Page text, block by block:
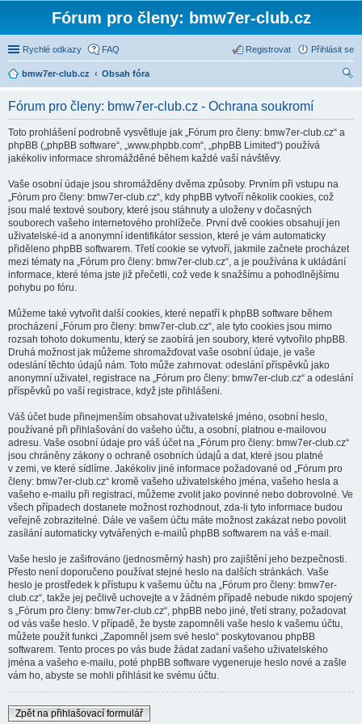
Fórum pro členy: bmw7er-club.cz
Rychlé odkazy FAQ Přihlásit se
Registrovat
bmw7er-club.cz
Obsah fóra
Fórum pro členy: bmw7er-club.cz - Ochrana soukromí
Toto prohlášení podrobně vysvětluje jak „Fórum pro členy: bmw7er-club.cz“ a
phpBB („phpBB software“, „www.phpbb.com“, „phpBB Limited“) používá
jakékoliv informace shromážděné během každé vaší návštěvy.
Vaše osobní údaje jsou shromážděny dvěma způsoby. Prvním při vstupu na
„Fórum pro členy: bmw7er-club.cz“, kdy phpBB vytvoří několik cookies, což
jsou malé textové soubory, které jsou stáhnuty a uloženy v dočasných
souborech vašeho internetového prohlížeče. První dvě cookies obsahují jen
uživatelské-id a anonymní identifikátor session, které je vám automaticky
přiděleno phpBB softwarem. Třetí cookie se vytvoří, jakmile začnete procházet
mezi tématy na „Fórum pro členy: bmw7er-club.cz“, a je používána k ukládání
informace, které téma jste již přečetli, což vede k snažšímu a pohodlnějšímu
pohybu po fóru.
Můžeme také vytvořit další cookies, které nepatří k phpBB software během
procházení „Fórum pro členy: bmw7er-club.cz“, ale tyto cookies jsou mimo
rozsah tohoto dokumentu, který se zaobírá jen soubory, které vytvořilo phpBB.
Druhá možnost jak můžeme shromažďovat vaše osobní údaje, je vaše
odeslání těchto údajů nám. Toto může zahrnovat: odeslání příspěvků jako
anonymní uživatel, registrace na „Fórum pro členy: bmw7er-club.cz“ a odeslání
příspěvků po vaší registrace, když jste přihlášeni.
Váš účet bude přinejmenším obsahovat uživatelské jméno, osobní heslo,
používané při přihlašování do vašeho účtu, a osobní, platnou e-mailovou
adresu. Vaše osobní údaje pro váš účet na „Fórum pro členy: bmw7er-club.cz“
jsou chráněny zákony o ochraně osobních údajů a dat, které jsou platné
v zemi, ve které sídlíme. Jakékoliv jiné informace požadované od „Fórum pro
členy: bmw7er-club.cz“ kromě vašeho uživatelského jména, vašeho hesla a
vašeho e-mailu při registraci, můžeme zvolit jako povinné nebo dobrovolné. Ve
všech případech dostanete možnost rozhodnout, zda-li tyto informace budou
veřejně zobrazitelné. Dále ve vašem účtu máte možnost zakázat nebo povolit
zasílání automaticky vytvářených e-mailů phpBB softwarem na váš e-mail.
Vaše heslo je zašifrováno (jednosměrný hash) pro zajištění jeho bezpečnosti.
Přesto není doporučeno používat stejné heslo na dalších stránkách. Vaše
heslo je prostředek k přístupu k vašemu účtu na „Fórum pro členy: bmw7er-
club.cz“, takže jej pečlivě uchovejte a v žádném případě nebude nikdo spojený
s „Fórum pro členy: bmw7er-club.cz“, phpBB nebo jiné, třetí strany, požadovat
od vás vaše heslo. V případě, že byste zapomněli vaše heslo k vašemu účtu,
můžete použít funkci „Zapomněl jsem své heslo“ poskytovanou phpBB
softwarem. Tento proces po vás bude žádat zadaní vašeho uživatelského
jména a vašeho e-mailu, poté phpBB software vygeneruje heslo nové a zašle
vám ho, abyste se mohli přihlásit ke svému účtu.
Zpět na přihlašovací formulář